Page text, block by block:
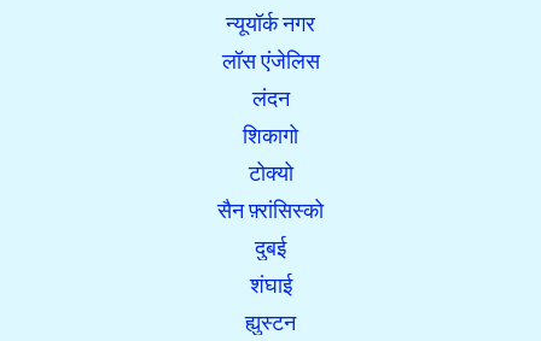
न्यूयॉर्क नगर
लॉस एंजेलिस
लंदन
शिकागो
टोक्यो
सैन फ़्रांसिस्को
दुबई
शंघाई
ह्युस्टन